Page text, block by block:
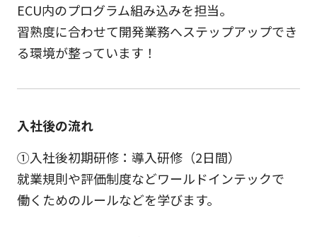
ECU内のプログラム組み込みを担当。
習熟度に合わせて開発業務へステップアップでき
る環境が整っています！
入社後の流れ
①入社後初期研修：導入研修（2日間）
就業規則や評価制度などワールドインテックで
働くためのルールなどを学びます。